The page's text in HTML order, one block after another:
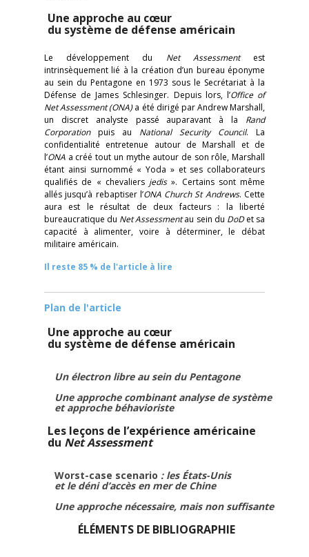
Une approche au cœur
du système de défense américain
Le développement du Net Assessmentest
intrinsèquement lié à la création d’un bureau éponyme
au sein du Pentagone en 1973 sous le Secrétariat à la
Défense de James Schlesinger. Depuis lors, l’Office of
Net Assessment (ONA)a été dirigé par Andrew Marshall,
un discret analyste passé auparavant à la Rand
Corporationpuis au National Security Council. La
confidentialité entretenue autour de Marshall et de
l’ONA a créé tout un mythe autour de son rôle, Marshall
étant ainsi surnommé « Yoda » et ses collaborateurs
qualifiés de « chevaliers jedis». Certains sont même
allés jusqu’à rebaptiser l’ONA Church St Andrews. Cette
aura est le résultat de deux facteurs : la liberté
bureaucratique du Net Assessmentau sein du DoDet sa
capacité à alimenter, voire à déterminer, le débat
militaire américain.
Il reste 85 % de l'article à lire
Plan de l'article
Une approche au cœur
du système de défense américain
Un électron libre au sein du Pentagone
Une approche combinant analyse de système
et approche béhavioriste
Les leçons de l’expérience américaine
du Net Assessment
Worst-case scenario : les États-Unis
et le déni d’accès en mer de Chine
Une approche nécessaire, mais non suffisante
ÉLÉMENTS DE BIBLIOGRAPHIE